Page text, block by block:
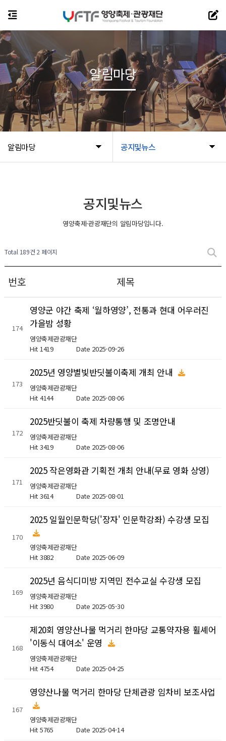
알림마당 공지및뉴스
알림마당
공지및뉴스
영양축제·관광재단의 알림마당입니다.
Total 189건 2 페이지
번호 제목
174
영양군 야간 축제 ‘월하영양’, 전통과 현대 어우러진
가을밤 성황
영양축제관광재단
Hit 1419 Date 2025-09-26
173
2025년 영양별빛반딧불이축제 개최 안내
영양축제관광재단
Hit 4144 Date 2025-08-06
172
2025반딧불이 축제 차량통행 및 조명안내
영양축제관광재단
Hit 3419 Date 2025-08-06
171
2025 작은영화관 기획전 개최 안내(무료 영화 상영)
영양축제관광재단
Hit 3614 Date 2025-08-01
170
2025 일월인문학당('장자' 인문학강좌) 수강생 모집
영양축제관광재단
Hit 3882 Date 2025-06-09
169
2025년 음식디미방 지역민 전수교실 수강생 모집
영양축제관광재단
Hit 3980 Date 2025-05-30
168
제20회 영양산나물 먹거리 한마당 교통약자용 휠셰어
'이동식 대여소' 운영
영양축제관광재단
Hit 4754 Date 2025-04-25
167
영양산나물 먹거리 한마당 단체관광 임차비 보조사업
영양축제관광재단
Hit 5765 Date 2025-04-14